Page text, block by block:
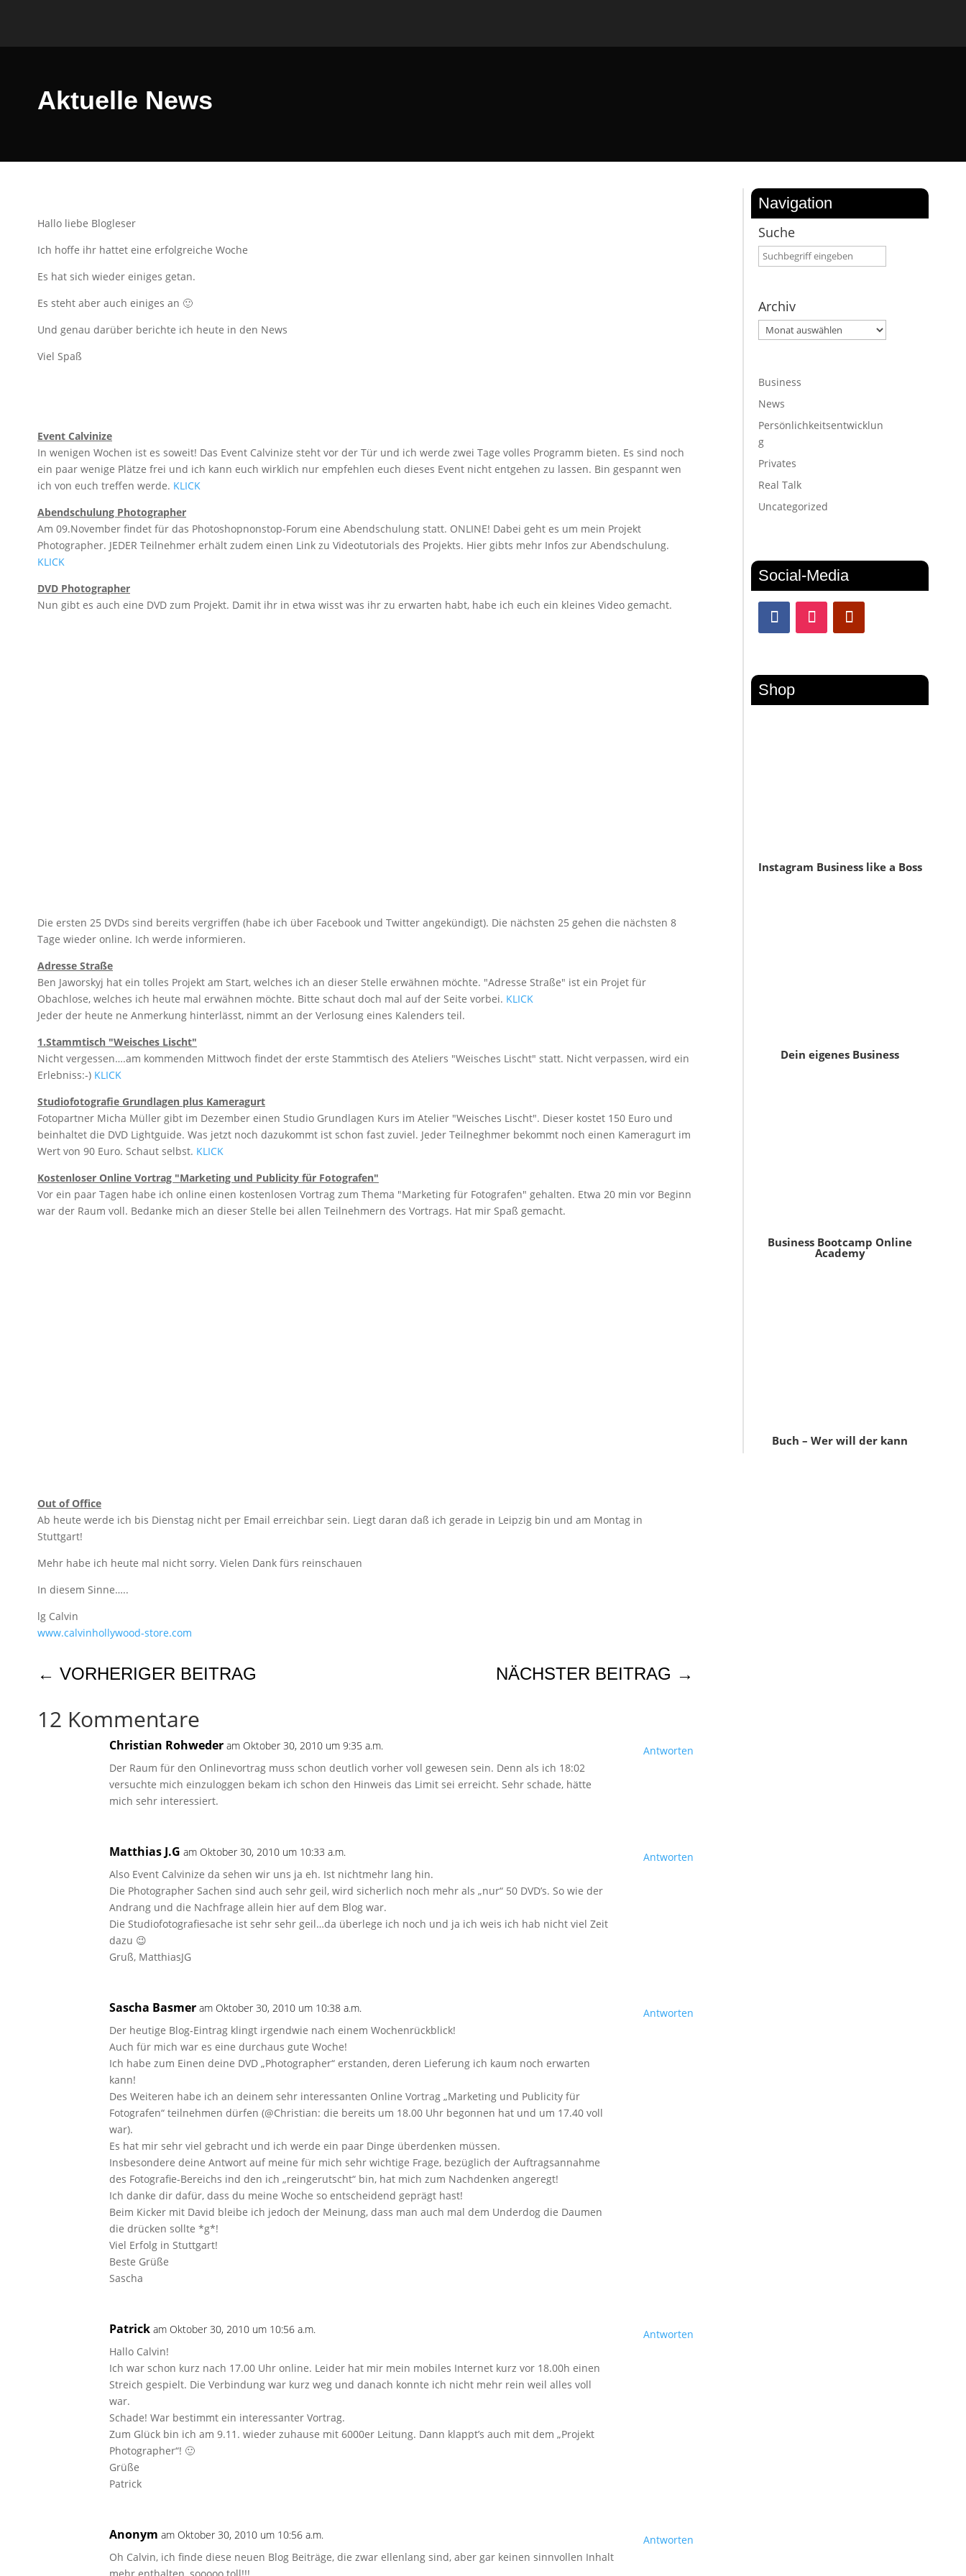
Aktuelle News
Hallo liebe Blogleser
Ich hoffe ihr hattet eine erfolgreiche Woche
Es hat sich wieder einiges getan.
Es steht aber auch einiges an 🙂
Und genau darüber berichte ich heute in den News
Viel Spaß
Event Calvinize
In wenigen Wochen ist es soweit! Das Event Calvinize steht vor der Tür und ich werde zwei Tage volles Programm bieten. Es sind noch
ein paar wenige Plätze frei und ich kann euch wirklich nur empfehlen euch dieses Event nicht entgehen zu lassen. Bin gespannt wen
ich von euch treffen werde. KLICK
Abendschulung Photographer
Am 09.November findet für das Photoshopnonstop-Forum eine Abendschulung statt. ONLINE! Dabei geht es um mein Projekt
Photographer. JEDER Teilnehmer erhält zudem einen Link zu Videotutorials des Projekts. Hier gibts mehr Infos zur Abendschulung.
KLICK
DVD Photographer
Nun gibt es auch eine DVD zum Projekt. Damit ihr in etwa wisst was ihr zu erwarten habt, habe ich euch ein kleines Video gemacht.
Die ersten 25 DVDs sind bereits vergriffen (habe ich über Facebook und Twitter angekündigt). Die nächsten 25 gehen die nächsten 8
Tage wieder online. Ich werde informieren.
Adresse Straße
Ben Jaworskyj hat ein tolles Projekt am Start, welches ich an dieser Stelle erwähnen möchte. "Adresse Straße" ist ein Projet für
Obachlose, welches ich heute mal erwähnen möchte. Bitte schaut doch mal auf der Seite vorbei. KLICK
Jeder der heute ne Anmerkung hinterlässt, nimmt an der Verlosung eines Kalenders teil.
1.Stammtisch "Weisches Lischt"
Nicht vergessen….am kommenden Mittwoch findet der erste Stammtisch des Ateliers "Weisches Lischt" statt. Nicht verpassen, wird ein
Erlebniss:-) KLICK
Studiofotografie Grundlagen plus Kameragurt
Fotopartner Micha Müller gibt im Dezember einen Studio Grundlagen Kurs im Atelier "Weisches Lischt". Dieser kostet 150 Euro und
beinhaltet die DVD Lightguide. Was jetzt noch dazukommt ist schon fast zuviel. Jeder Teilneghmer bekommt noch einen Kameragurt im
Wert von 90 Euro. Schaut selbst. KLICK
Kostenloser Online Vortrag "Marketing und Publicity für Fotografen"
Vor ein paar Tagen habe ich online einen kostenlosen Vortrag zum Thema "Marketing für Fotografen" gehalten. Etwa 20 min vor Beginn
war der Raum voll. Bedanke mich an dieser Stelle bei allen Teilnehmern des Vortrags. Hat mir Spaß gemacht.
Out of Office
Ab heute werde ich bis Dienstag nicht per Email erreichbar sein. Liegt daran daß ich gerade in Leipzig bin und am Montag in
Stuttgart!
Mehr habe ich heute mal nicht sorry. Vielen Dank fürs reinschauen
In diesem Sinne…..
lg Calvin
www.calvinhollywood-store.com
← VORHERIGER BEITRAG NÄCHSTER BEITRAG →
12 Kommentare
Christian Rohweder am Oktober 30, 2010 um 9:35 a.m.
Der Raum für den Onlinevortrag muss schon deutlich vorher voll gewesen sein. Denn als ich 18:02
versuchte mich einzuloggen bekam ich schon den Hinweis das Limit sei erreicht. Sehr schade, hätte
mich sehr interessiert.
Antworten
Matthias J.G am Oktober 30, 2010 um 10:33 a.m.
Also Event Calvinize da sehen wir uns ja eh. Ist nichtmehr lang hin.
Die Photographer Sachen sind auch sehr geil, wird sicherlich noch mehr als „nur“ 50 DVD’s. So wie der
Andrang und die Nachfrage allein hier auf dem Blog war.
Die Studiofotografiesache ist sehr sehr geil…da überlege ich noch und ja ich weis ich hab nicht viel Zeit
dazu 😉
Gruß, MatthiasJG
Antworten
Sascha Basmer am Oktober 30, 2010 um 10:38 a.m.
Der heutige Blog-Eintrag klingt irgendwie nach einem Wochenrückblick!
Auch für mich war es eine durchaus gute Woche!
Ich habe zum Einen deine DVD „Photographer“ erstanden, deren Lieferung ich kaum noch erwarten
kann!
Des Weiteren habe ich an deinem sehr interessanten Online Vortrag „Marketing und Publicity für
Fotografen“ teilnehmen dürfen (@Christian: die bereits um 18.00 Uhr begonnen hat und um 17.40 voll
war).
Es hat mir sehr viel gebracht und ich werde ein paar Dinge überdenken müssen.
Insbesondere deine Antwort auf meine für mich sehr wichtige Frage, bezüglich der Auftragsannahme
des Fotografie-Bereichs ind den ich „reingerutscht“ bin, hat mich zum Nachdenken angeregt!
Ich danke dir dafür, dass du meine Woche so entscheidend geprägt hast!
Beim Kicker mit David bleibe ich jedoch der Meinung, dass man auch mal dem Underdog die Daumen
die drücken sollte *g*!
Viel Erfolg in Stuttgart!
Beste Grüße
Sascha
Antworten
Patrick am Oktober 30, 2010 um 10:56 a.m.
Hallo Calvin!
Ich war schon kurz nach 17.00 Uhr online. Leider hat mir mein mobiles Internet kurz vor 18.00h einen
Streich gespielt. Die Verbindung war kurz weg und danach konnte ich nicht mehr rein weil alles voll
war.
Schade! War bestimmt ein interessanter Vortrag.
Zum Glück bin ich am 9.11. wieder zuhause mit 6000er Leitung. Dann klappt’s auch mit dem „Projekt
Photographer“! 🙂
Grüße
Patrick
Antworten
Anonym am Oktober 30, 2010 um 10:56 a.m.
Oh Calvin, ich finde diese neuen Blog Beiträge, die zwar ellenlang sind, aber gar keinen sinnvollen Inhalt
Antworten
Navigation
Suche
Archiv
Archiv
Business
News
Persönlichkeitsentwicklun
g
Privates
Real Talk
Uncategorized
Social-Media
Shop
Instagram Business like a Boss
Dein eigenes Business
Business Bootcamp Online
Academy
Buch – Wer will der kann